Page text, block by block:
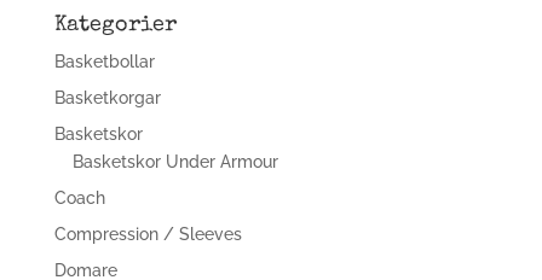
Kategorier
Basketbollar
Basketkorgar
Basketskor
Basketskor Under Armour
Coach
Compression / Sleeves
Domare